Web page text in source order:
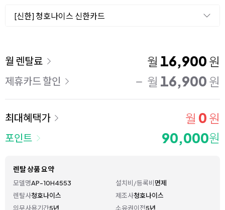
[신한] 청호나이스 신한카드
이용 요금
월 렌탈료 월 16,900 원
제휴카드 할인 월 16,900 원
최대혜택가 월 0 원
포인트 90,000원
렌탈 상품 요약
모델명AP-10H4553 설치비/등록비면제
렌탈사청호나이스 제조사청호나이스
의무사용기간5년 소유권이전5년